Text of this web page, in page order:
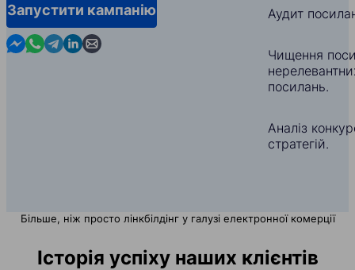
Запустити кампанію
Contact us in Messenger
Contact us in WhatsApp
Contact us in Telegram
Contact us in Linkedin
Contact us by email
Аудит
Чищення
посилань.
Аналіз
стратегій.
Більше, ніж просто лінкбілдінг у галузі електронної комерції
Історія успіху наших клієнтів